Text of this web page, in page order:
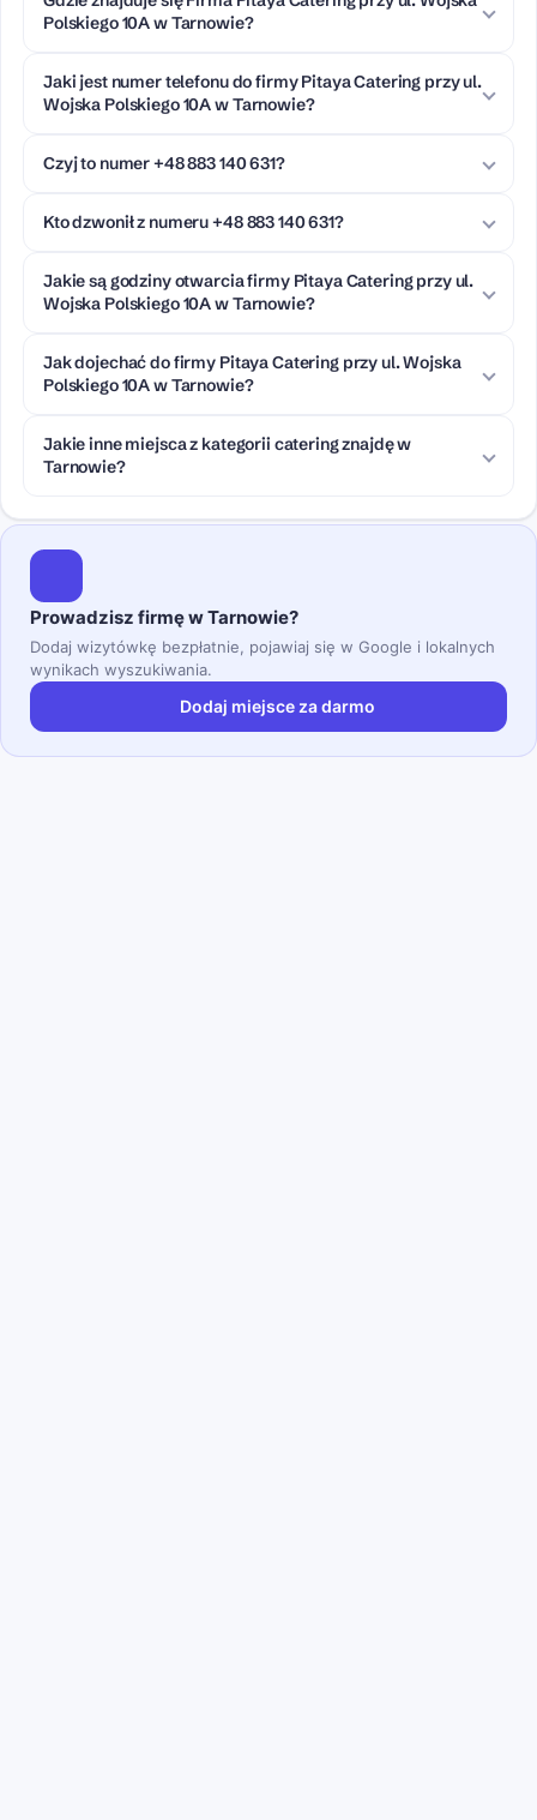
Polskiego 10A w Tarnowie?
Jaki jest numer telefonu do firmy Pitaya Catering przy ul.
Wojska Polskiego 10A w Tarnowie?
Czyj to numer +48 883 140 631?
Kto dzwonił z numeru +48 883 140 631?
Jakie są godziny otwarcia firmy Pitaya Catering przy ul.
Wojska Polskiego 10A w Tarnowie?
Jak dojechać do firmy Pitaya Catering przy ul. Wojska
Polskiego 10A w Tarnowie?
Jakie inne miejsca z kategorii catering znajdę w
Tarnowie?
Prowadzisz firmę w Tarnowie?
Dodaj wizytówkę bezpłatnie, pojawiaj się w Google i lokalnych
wynikach wyszukiwania.
Dodaj miejsce za darmo